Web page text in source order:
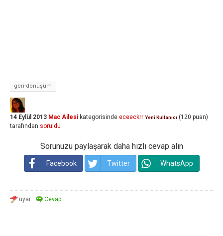
geri-dönüşüm
14 Eylül 2013 Mac Ailesi kategorisinde eceeckrr Yeni Kullanıcı (120 puan)
tarafından soruldu
Sorunuzu paylaşarak daha hızlı cevap alın
Facebook Twitter WhatsApp